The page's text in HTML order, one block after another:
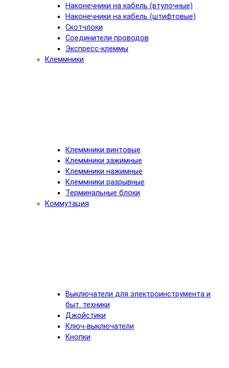
Наконечники на кабель (втулочные)
Наконечники на кабель (штифтовые)
Скотчлоки
Соединители проводов
Экспресс-клеммы
Клеммники
Клеммники винтовые
Клеммники зажимные
Клеммники нажимные
Клеммники разрывные
Терминальные блоки
Коммутация
Выключатели для электроинструмента и
быт. техники
Джойстики
Ключ-выключатели
Кнопки